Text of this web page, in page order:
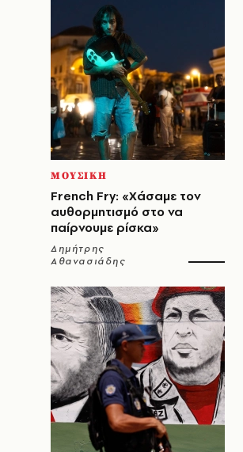
ΜΟΥΣΙΚΗ
French Fry: «Χάσαμε τον
αυθορμητισμό στο να
παίρνουμε ρίσκα»
Δημήτρης
Αθανασιάδης